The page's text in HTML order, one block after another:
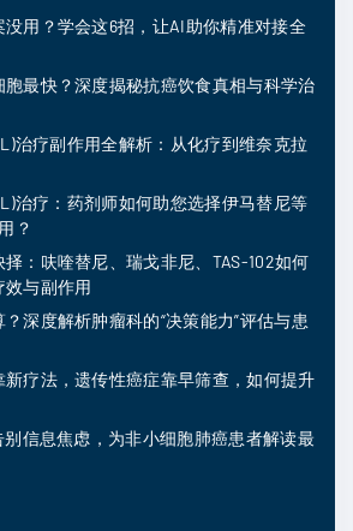
用？学会这6招，让AI助你精准对接全
最快？深度揭秘抗癌饮食真相与科学治
治疗副作用全解析：从化疗到维奈克拉
治疗：药剂师如何助您选择伊马替尼等
？
：呋喹替尼、瑞戈非尼、TAS-102如何
与副作用
深度解析肿瘤科的“决策能力”评估与患
疗法，遗传性癌症靠早筛查，如何提升
信息焦虑，为非小细胞肺癌患者解读最